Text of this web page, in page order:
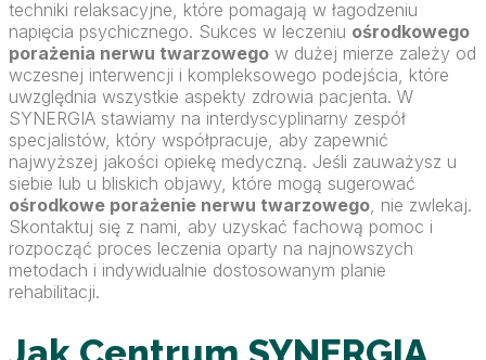
techniki relaksacyjne, które pomagają w łagodzeniu
napięcia psychicznego. Sukces w leczeniu ośrodkowego
porażenia nerwu twarzowego w dużej mierze zależy od
wczesnej interwencji i kompleksowego podejścia, które
uwzględnia wszystkie aspekty zdrowia pacjenta. W
SYNERGIA stawiamy na interdyscyplinarny zespół
specjalistów, który współpracuje, aby zapewnić
najwyższej jakości opiekę medyczną. Jeśli zauważysz u
siebie lub u bliskich objawy, które mogą sugerować
ośrodkowe porażenie nerwu twarzowego , nie zwlekaj.
Skontaktuj się z nami, aby uzyskać fachową pomoc i
rozpocząć proces leczenia oparty na najnowszych
metodach i indywidualnie dostosowanym planie
rehabilitacji.